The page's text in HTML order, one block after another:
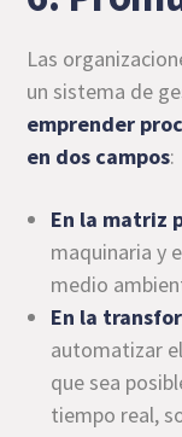
Las
un sistema de
emprender
en dos campos:
En la matriz
maquinaria y
medio
En la
automatizar
que sea
tiempo real,